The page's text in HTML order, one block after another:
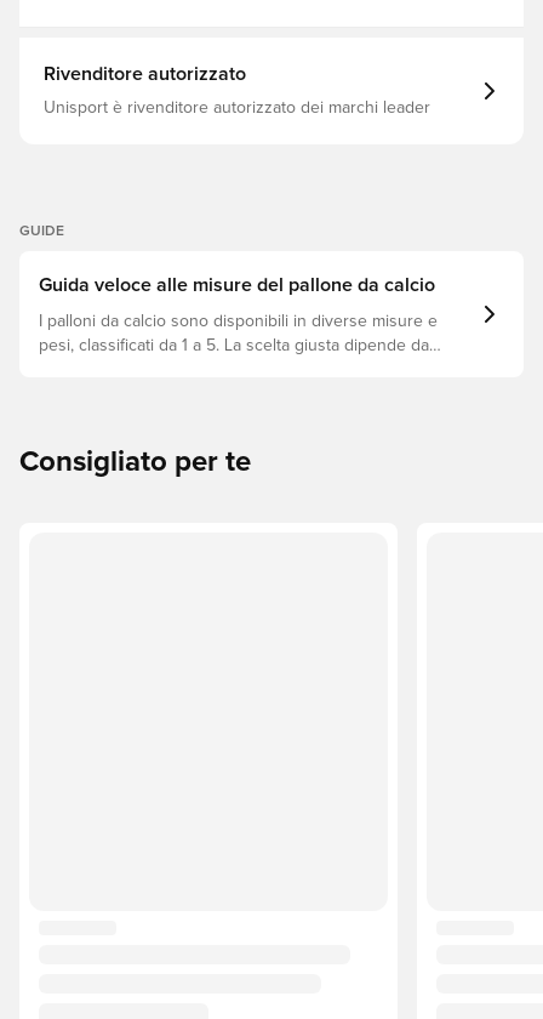
Rivenditore autorizzato
Unisport è rivenditore autorizzato dei marchi leader
GUIDE
Guida veloce alle misure del pallone da calcio
I palloni da calcio sono disponibili in diverse misure e
pesi, classificati da 1 a 5. La scelta giusta dipende da
Consigliato per te